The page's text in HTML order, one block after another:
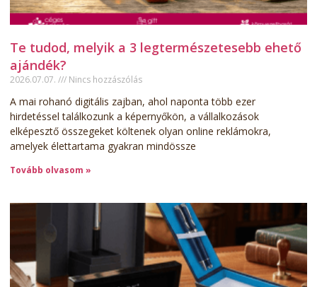
Te tudod, melyik a 3 legtermészetesebb ehető
ajándék?
2026.07.07. Nincs hozzászólás
A mai rohanó digitális zajban, ahol naponta több ezer
hirdetéssel találkozunk a képernyőkön, a vállalkozások
elképesztő összegeket költenek olyan online reklámokra,
amelyek élettartama gyakran mindössze
Tovább olvasom »